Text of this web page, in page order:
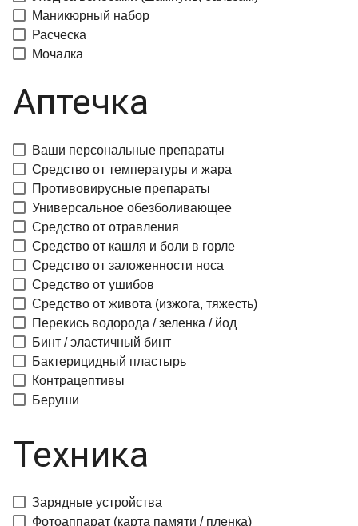
Маникюрный набор
Расческа
Мочалка
Аптечка
Ваши персональные препараты
Средство от температуры и жара
Противовирусные препараты
Универсальное обезболивающее
Средство от отравления
Средство от кашля и боли в горле
Средство от заложенности носа
Средство от ушибов
Средство от живота (изжога, тяжесть)
Перекись водорода / зеленка / йод
Бинт / эластичный бинт
Бактерицидный пластырь
Контрацептивы
Беруши
Техника
Зарядные устройства
Фотоаппарат (карта памяти / пленка)